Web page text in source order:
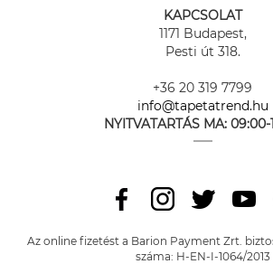
KAPCSOLAT
1171 Budapest,
Pesti út 318.
+36 20 319 7799
info@tapetatrend.hu
NYITVATARTÁS MA: 09:00-
Az online fizetést a Barion Payment Zrt.
száma: H-EN-I-1064/2013